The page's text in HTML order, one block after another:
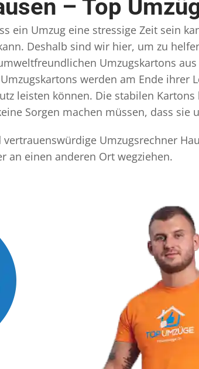
– Top
ein Umzug eine stressige Zeit sein
Deshalb sind wir hier, um zu
Umzugskartons
werden am Ende ihrer
leisten können. Die stabilen
Sorgen machen müssen, dass
Umzugsrechner
an einen anderen Ort wegziehen.